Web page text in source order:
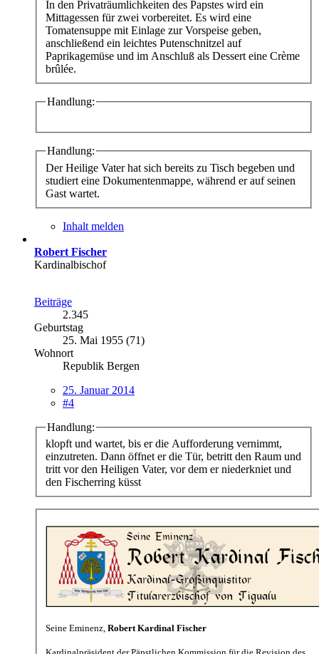
In den Privaträumlichkeiten des Papstes wird ein
Mittagessen für zwei vorbereitet. Es wird eine
Tomatensuppe mit Einlage zur Vorspeise geben,
anschließend ein leichtes Putenschnitzel auf
Paprikagemüse und im Anschluß als Dessert eine Crème
brûlée.
Handlung:
Handlung:
Der Heilige Vater hat sich bereits zu Tisch begeben und
studiert eine Dokumentenmappe, während er auf seinen
Gast wartet.
Inhalt melden
Robert Fischer
Kardinalbischof
Beiträge
2.345
Geburtstag
25. Mai 1955 (71)
Wohnort
Republik Bergen
25. Januar 2014
#4
Handlung:
klopft und wartet, bis er die Aufforderung vernimmt,
einzutreten. Dann öffnet er die Tür, betritt den Raum und
tritt vor den Heiligen Vater, vor dem er niederkniet und
den Fischerring küsst
Seine Eminenz, Robert Kardinal Fischer